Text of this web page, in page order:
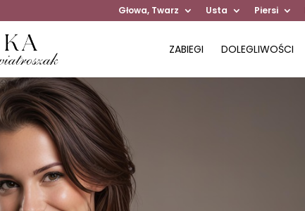
Głowa, Twarz Usta Piersi
ZABIEGI DOLEGLIWOŚCI